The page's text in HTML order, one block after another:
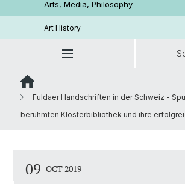
Arts, Media, Philosophy
Art History
Fuldaer Handschriften in der Schweiz -
berühmten Klosterbibliothek und ihre
09 OCT 2019